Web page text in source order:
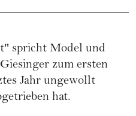
spricht Model und
zum ersten
Jahr ungewollt
hat.